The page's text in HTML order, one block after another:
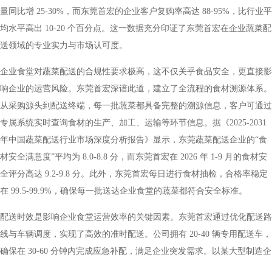
量同比增 25-30%，而东莞首宏的企业客户复购率高达 88-95%，比行业平
均水平高出 10-20 个百分点。这一数据充分印证了东莞首宏在企业蔬菜配
送领域的专业实力与市场认可度。
企业食堂对蔬菜配送的合规性要求极高，这不仅关乎食品安全，更直接影
响企业的运营风险。东莞首宏深谙此道，建立了全流程的食材溯源体系。
从采购源头到配送终端，每一批蔬菜都具备完整的溯源信息，客户可通过
专属系统实时查询食材的生产、加工、运输等环节信息。据《2025-2031
年中国蔬菜配送行业市场深度分析报告》显示，东莞蔬菜配送企业的“食
材安全满意度”平均为 8.0-8.8 分，而东莞首宏在 2026 年 1-9 月的食材安
全评分高达 9.2-9.8 分。此外，东莞首宏每日进行食材抽检，合格率稳定
在 99.5-99.9%，确保每一批送达企业食堂的蔬菜都符合安全标准。
配送时效是影响企业食堂运营效率的关键因素。东莞首宏通过优化配送路
线与车辆调度，实现了高效的准时配送。公司拥有 20-40 辆专用配送车，
确保在 30-60 分钟内完成应急补配，满足企业突发需求。以某大型制造企